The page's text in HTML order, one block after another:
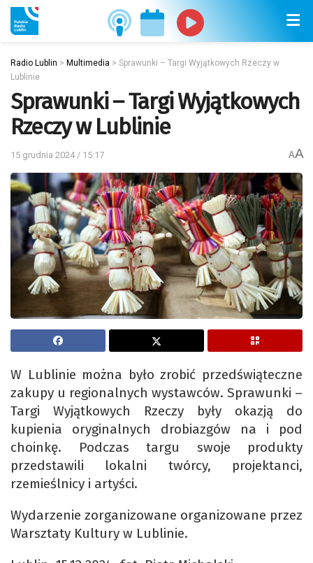
Radio Lublin > Multimedia > Sprawunki – Targi Wyjątkowych Rzeczy w
Lublinie
Sprawunki – Targi Wyjątkowych
Rzeczy w Lublinie
15 grudnia 2024 / 15:17 AA
W Lublinie można było zrobić przedświąteczne
zakupy u regionalnych wystawców. Sprawunki –
Targi Wyjątkowych Rzeczy były okazją do
kupienia oryginalnych drobiazgów na i pod
choinkę. Podczas targu swoje produkty
przedstawili lokalni twórcy, projektanci,
rzemieślnicy i artyści.
Wydarzenie zorganizowane organizowane przez
Warsztaty Kultury w Lublinie.